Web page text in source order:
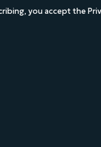
you accept the